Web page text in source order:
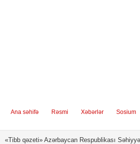
Ana səhifə Rəsmi Xəbərlər Sosium
«Tibb qəzeti» Azərbaycan Respublikası